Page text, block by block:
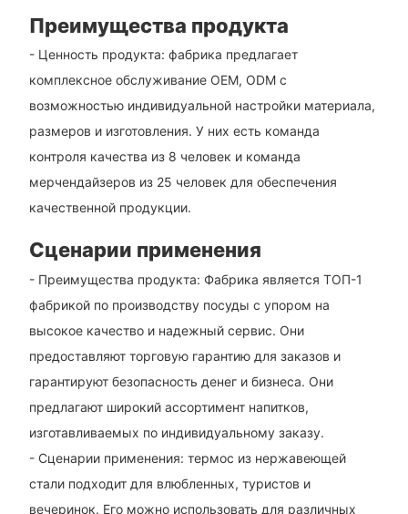
Преимущества продукта
- Ценность продукта: фабрика предлагает
комплексное обслуживание OEM, ODM с
возможностью индивидуальной настройки материала,
размеров и изготовления. У них есть команда
контроля качества из 8 человек и команда
мерчендайзеров из 25 человек для обеспечения
качественной продукции.
Сценарии применения
- Преимущества продукта: Фабрика является ТОП-1
фабрикой по производству посуды с упором на
высокое качество и надежный сервис. Они
предоставляют торговую гарантию для заказов и
гарантируют безопасность денег и бизнеса. Они
предлагают широкий ассортимент напитков,
изготавливаемых по индивидуальному заказу.
- Сценарии применения: термос из нержавеющей
стали подходит для влюбленных, туристов и
вечеринок. Его можно использовать для различных